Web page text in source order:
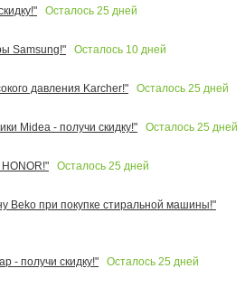
Осталось 25 дней
Samsung!"
Осталось 10 дней
давления Karcher!"
Осталось 25 дней
Midea - получи скидку!"
Осталось 25 дней
Осталось 25 дней
Beko при покупке стиральной машины!"
- получи скидку!"
Осталось 25 дней